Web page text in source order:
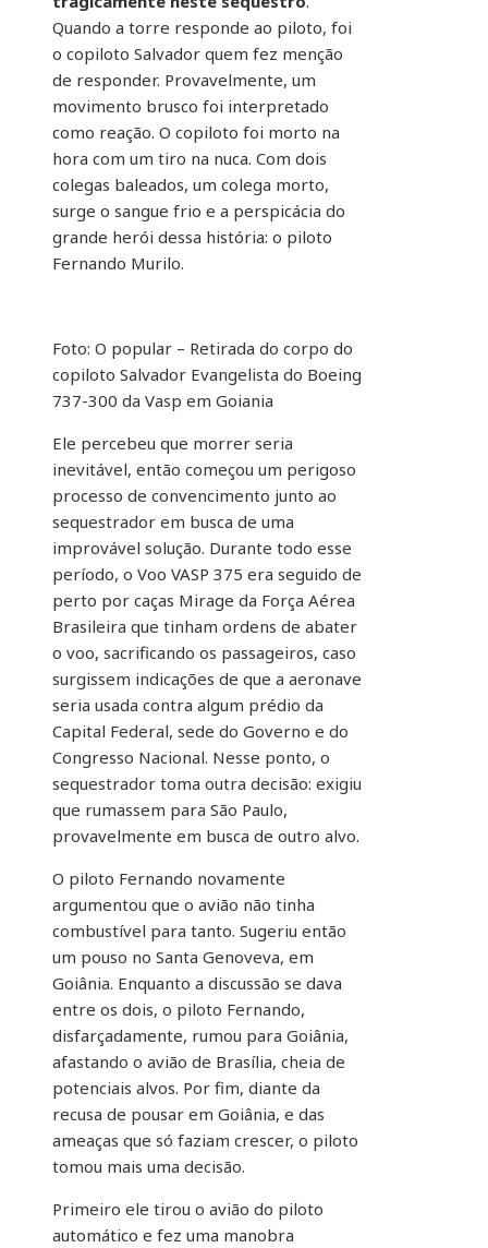
Quando a torre responde ao piloto, foi
o copiloto Salvador quem fez menção
de responder. Provavelmente, um
movimento brusco foi interpretado
como reação. O copiloto foi morto na
hora com um tiro na nuca. Com dois
colegas baleados, um colega morto,
surge o sangue frio e a perspicácia do
grande herói dessa história: o piloto
Fernando Murilo.
Foto: O popular – Retirada do corpo do
copiloto Salvador Evangelista do Boeing
737-300 da Vasp em Goiania
Ele percebeu que morrer seria
inevitável, então começou um perigoso
processo de convencimento junto ao
sequestrador em busca de uma
improvável solução. Durante todo esse
período, o Voo VASP 375 era seguido de
perto por caças Mirage da Força Aérea
Brasileira que tinham ordens de abater
o voo, sacrificando os passageiros, caso
surgissem indicações de que a aeronave
seria usada contra algum prédio da
Capital Federal, sede do Governo e do
Congresso Nacional. Nesse ponto, o
sequestrador toma outra decisão: exigiu
que rumassem para São Paulo,
provavelmente em busca de outro alvo.
O piloto Fernando novamente
argumentou que o avião não tinha
combustível para tanto. Sugeriu então
um pouso no Santa Genoveva, em
Goiânia. Enquanto a discussão se dava
entre os dois, o piloto Fernando,
disfarçadamente, rumou para Goiânia,
afastando o avião de Brasília, cheia de
potenciais alvos. Por fim, diante da
recusa de pousar em Goiânia, e das
ameaças que só faziam crescer, o piloto
tomou mais uma decisão.
Primeiro ele tirou o avião do piloto
automático e fez uma manobra